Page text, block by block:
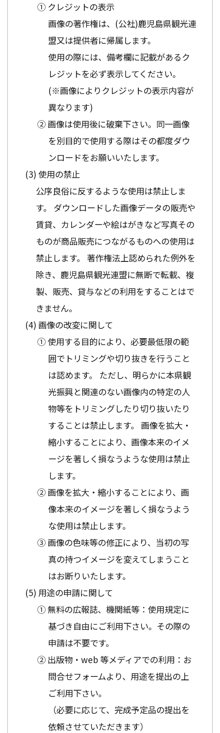
① クレジットの表示
画像の著作権は、(公社)鹿児島県観光連
盟又は提供者に帰属します。
使用の際には、備考欄に記載があるク
レジットを必ず表示してください。
(※画像によりクレジットの表示内容が
異なります)
② 画像は使用後に破棄下さい。同一画像
を別目的で使用する際はその都度ダウ
ンロードをお願いいたします。
使用の禁止
公序良俗に反するような使用は禁止しま
す。 ダウンロードした画像データの販売や
賃貸、カレンダーや絵はがきなど写真その
ものが商品販売につながるものへの使用は
禁止します。 著作権法上認められた例外を
除き、鹿児島県観光連盟に無断で転載、複
製、販売、貸与などの利用をすることはで
きません。
画像の改変に関して
① 使用する目的により、必要最低限の範
囲でトリミングや切り抜きを行うこと
は認めます。 ただし、明らかに本県観
光振興と関連のない画像内の特定の人
物等をトリミングしたり切り抜いたり
することは禁止します。 画像を拡大・
縮小することにより、画像本来のイメ
ージを著しく損なうような使用は禁止
します。
② 画像を拡大・縮小することにより、画
像本来のイメージを著しく損なうよう
な使用は禁止します。
③ 画像の色味等の修正により、当初の写
真の持つイメージを変えてしまうこと
はお断りいたします。
用途の申請に関して
① 無料の広報誌、機関紙等：使用規定に
基づき自由にご利用下さい。その際の
申請は不要です。
② 出版物・web 等メディアでの利用：お
問合せフォームより、用途を提出の上
ご利用下さい。
（必要に応じて、完成予定品の提出を
依頼させていただきます）